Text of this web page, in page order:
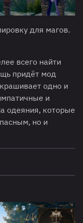
для магов.
всего найти
придёт мод
одно и
и
одеяния, которые
но и